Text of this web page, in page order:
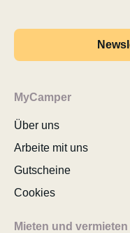
MyCamper
Über uns
Arbeite mit uns
Gutscheine
Cookies
Mieten und vermieten